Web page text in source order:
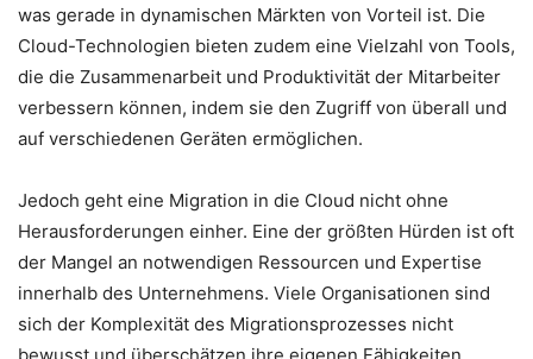
was gerade in dynamischen Märkten von Vorteil ist. Die
Cloud-Technologien bieten zudem eine Vielzahl von Tools,
die die Zusammenarbeit und Produktivität der Mitarbeiter
verbessern können, indem sie den Zugriff von überall und
auf verschiedenen Geräten ermöglichen.
Jedoch geht eine Migration in die Cloud nicht ohne
Herausforderungen einher. Eine der größten Hürden ist oft
der Mangel an notwendigen Ressourcen und Expertise
innerhalb des Unternehmens. Viele Organisationen sind
sich der Komplexität des Migrationsprozesses nicht